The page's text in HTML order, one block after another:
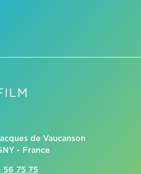
de Vaucanson
- France
56 75 75